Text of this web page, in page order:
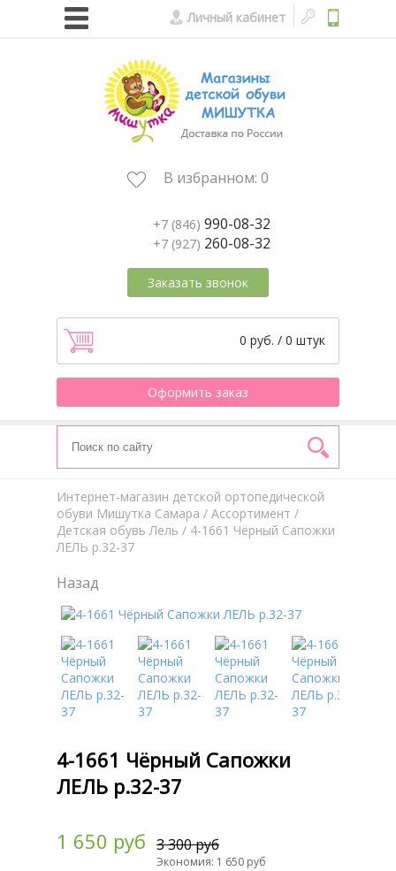
Личный кабинет
В избранном: 0
+7 (846) 990-08-32
+7 (927) 260-08-32
Заказать звонок
0 руб. / 0 штук
Оформить заказ
Интернет-магазин детской ортопедической
обуви Мишутка Самара / Aссортимент /
Детская обувь Лель / 4-1661 Чёрный Сапожки
ЛЕЛЬ р.32-37
Назад
4-1661 Чёрный Сапожки
ЛЕЛЬ р.32-37
1 650 руб 3 300 руб
Экономия: 1 650 руб